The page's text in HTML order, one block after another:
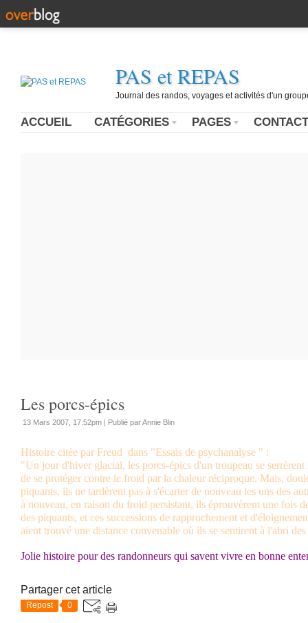
PAS et REPAS
Journal des randos, voyages et activités d'un
ACCUEIL CATÉGORIES PAGES CONTACT
Les porcs-épics
13 Mars 2007, 17:52pm | Publié par Annie Blin
Histoire citée par Freud dans "Essais de psychanalyse " :
"Un jour d'hiver glacial, les porcs-épics d'un troupeau se serrèrent
de se protéger contre le froid par la chaleur réciproque. Mais,
piquants, ils ne tardèrent pas à s'écarter de nouveau les uns des
à nouveau, en raison du froid persistant, ils éprouvèrent une fois
des piquants, et ces successions de rapprochement et
aient trouvé une distance convenable où ils se sentirent à l'abri
Jolie histoire pour des randonneurs qui savent vivre en bonne
Partager cet article
Repost 0